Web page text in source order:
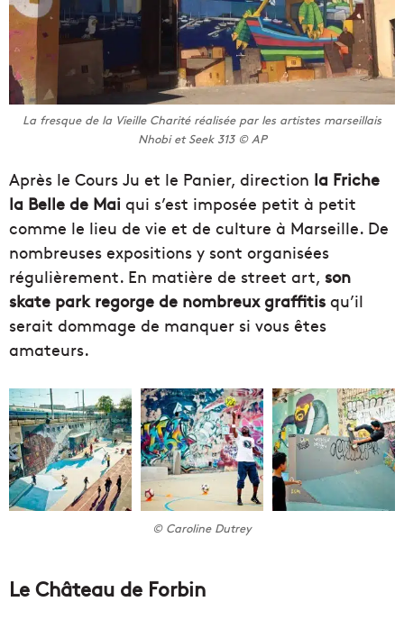
La fresque de la Vieille Charité réalisée par les artistes marseillais
Nhobi et Seek 313 © AP
Après le Cours Ju et le Panier, direction la Friche
la Belle de Mai qui s’est imposée petit à petit
comme le lieu de vie et de culture à Marseille. De
nombreuses expositions y sont organisées
régulièrement. En matière de street art, son
skate park regorge de nombreux graffitis qu’il
serait dommage de manquer si vous êtes
amateurs.
© Caroline Dutrey
Le Château de Forbin